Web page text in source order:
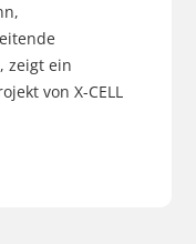
zeigt ein
von X-CELL